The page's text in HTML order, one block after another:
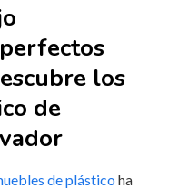
los
de
de plástico ha